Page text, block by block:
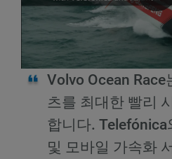
Volvo Ocean Race
츠를 최대한 빨리
합니다. Telefónica
및 모바일 가속화